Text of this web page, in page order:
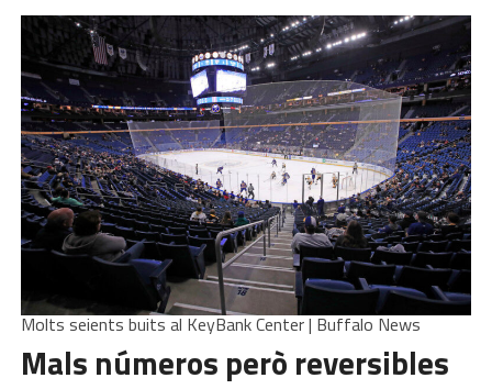
Molts seients buits al KeyBank Center | Buffalo News
Mals números però reversibles